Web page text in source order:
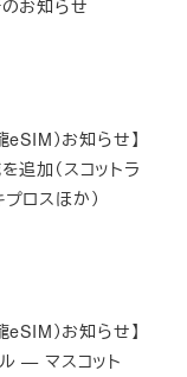
お知らせ
）お知らせ】
追加（スコットラ
プロスほか）
）お知らせ】
— マスコット